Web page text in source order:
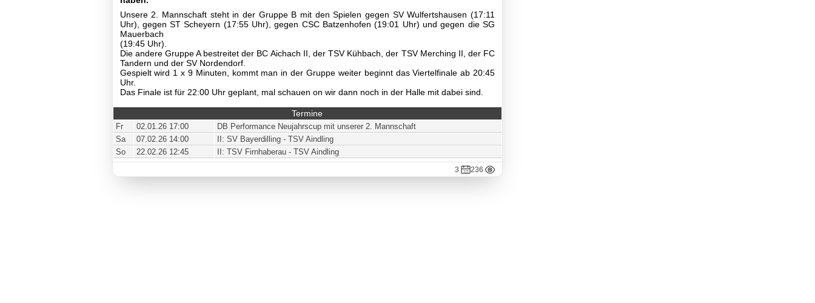
Fußball
Spielplan
Tabellen
Mannschaft
II-
Archiv
III-
Mannschaft
Seniorenfußball
Unsere 2. Mannschaft steht in der Gruppe B mit den Spielen gegen SV Wulfertshausen (17:11
Uhr), gegen ST Scheyern (17:55 Uhr), gegen CSC Batzenhofen (19:01 Uhr) und gegen die SG
Mauerbach
(19:45 Uhr).
Die andere Gruppe A bestreitet der BC Aichach II, der TSV Kühbach, der TSV Merching II, der FC
Tandern und der SV Nordendorf.
Gespielt wird 1 x 9 Minuten, kommt man in der Gruppe weiter beginnt das Viertelfinale ab 20:45
Uhr.
Das Finale ist für 22:00 Uhr geplant, mal schauen on wir dann noch in der Halle mit dabei sind.
Termine
Fr 02.01.26 17:00
DB Performance Neujahrscup mit unserer 2. Mannschaft
Sa
07.02.26 14:00
II: SV Bayerdilling - TSV Aindling
So
22.02.26 12:45 II: TSV Firnhaberau - TSV Aindling
3 236